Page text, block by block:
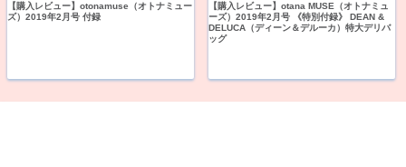
【購入レビュー】otonamuse（オトナミュー
ズ）2019年2月号 付録
【購入レビュー】otana MUSE（オトナミュ
ーズ）2019年2月号 《特別付録》 DEAN &
DELUCA（ディーン＆デルーカ）特大デリバ
ッグ